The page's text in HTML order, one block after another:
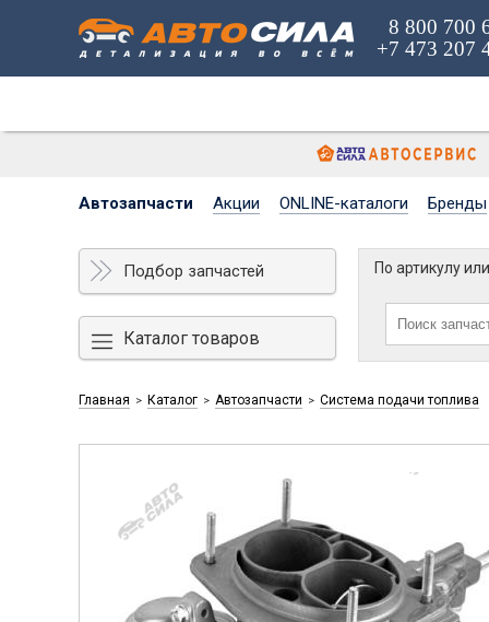
8 800 700
+7 473 207
Автозапчасти Акции ONLINE-каталоги Бренды
Подбор запчастей
Каталог товаров
По артикулу
Главная > Каталог > Автозапчасти > Система подачи топлива